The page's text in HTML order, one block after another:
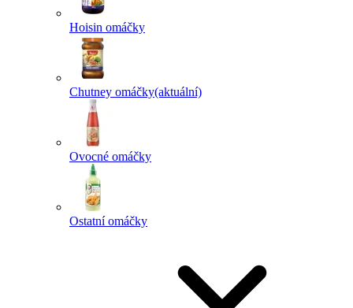
Hoisin omáčky
Chutney omáčky(aktuální)
Ovocné omáčky
Ostatní omáčky